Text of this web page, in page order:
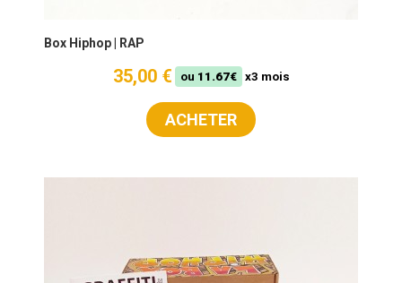
Box Hiphop | RAP
35,00 € ou 11.67€ x3 mois
ACHETER